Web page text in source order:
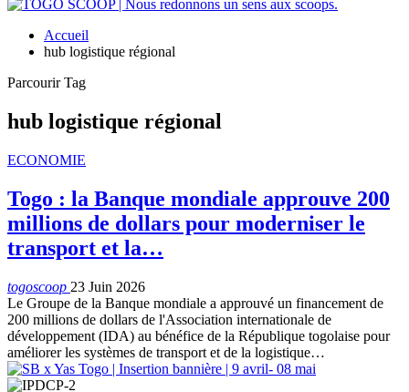
Accueil
hub logistique régional
Parcourir Tag
hub logistique régional
ECONOMIE
Togo : la Banque mondiale approuve 200
millions de dollars pour moderniser le
transport et la…
togoscoop 23 Juin 2026
Le Groupe de la Banque mondiale a approuvé un financement de
200 millions de dollars de l'Association internationale de
développement (IDA) au bénéfice de la République togolaise pour
améliorer les systèmes de transport et de la logistique…